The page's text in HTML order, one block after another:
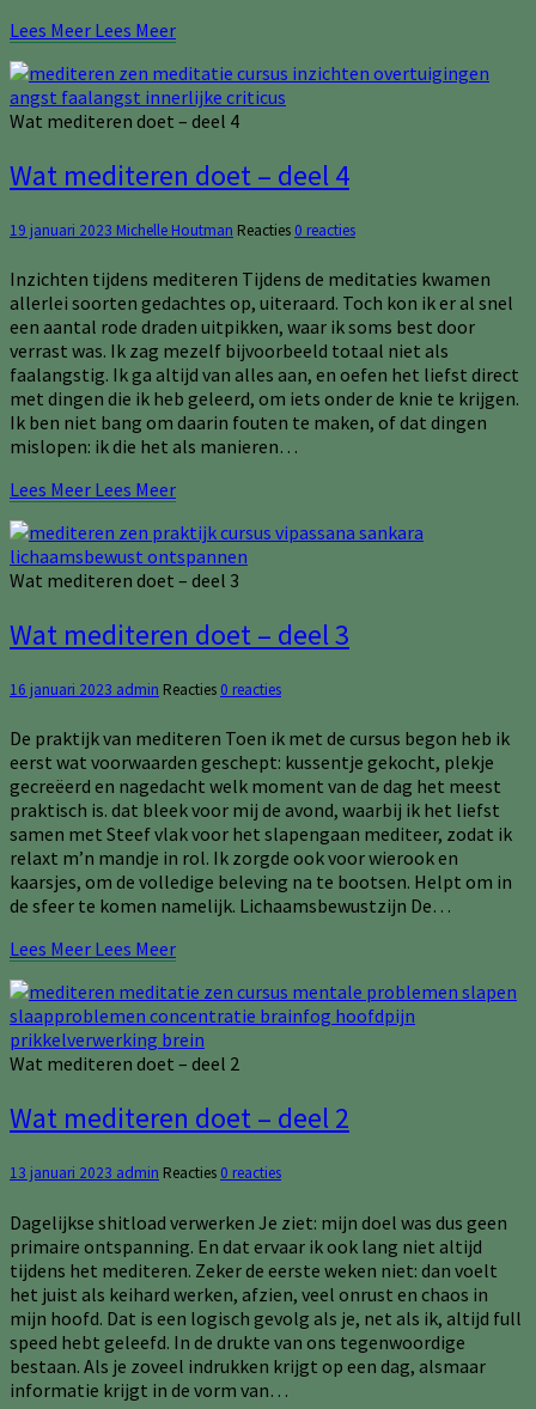
Lees Meer Lees Meer
Wat mediteren doet – deel 4
Wat mediteren doet – deel 4
19 januari 2023 Michelle Houtman Reacties 0 reacties
Inzichten tijdens mediteren Tijdens de meditaties kwamen
allerlei soorten gedachtes op, uiteraard. Toch kon ik er al snel
een aantal rode draden uitpikken, waar ik soms best door
verrast was. Ik zag mezelf bijvoorbeeld totaal niet als
faalangstig. Ik ga altijd van alles aan, en oefen het liefst direct
met dingen die ik heb geleerd, om iets onder de knie te krijgen.
Ik ben niet bang om daarin fouten te maken, of dat dingen
mislopen: ik die het als manieren…
Lees Meer Lees Meer
Wat mediteren doet – deel 3
Wat mediteren doet – deel 3
16 januari 2023 admin Reacties 0 reacties
De praktijk van mediteren Toen ik met de cursus begon heb ik
eerst wat voorwaarden geschept: kussentje gekocht, plekje
gecreëerd en nagedacht welk moment van de dag het meest
praktisch is. dat bleek voor mij de avond, waarbij ik het liefst
samen met Steef vlak voor het slapengaan mediteer, zodat ik
relaxt m’n mandje in rol. Ik zorgde ook voor wierook en
kaarsjes, om de volledige beleving na te bootsen. Helpt om in
de sfeer te komen namelijk. Lichaamsbewustzijn De…
Lees Meer Lees Meer
Wat mediteren doet – deel 2
Wat mediteren doet – deel 2
13 januari 2023 admin Reacties 0 reacties
Dagelijkse shitload verwerken Je ziet: mijn doel was dus geen
primaire ontspanning. En dat ervaar ik ook lang niet altijd
tijdens het mediteren. Zeker de eerste weken niet: dan voelt
het juist als keihard werken, afzien, veel onrust en chaos in
mijn hoofd. Dat is een logisch gevolg als je, net als ik, altijd full
speed hebt geleefd. In de drukte van ons tegenwoordige
bestaan. Als je zoveel indrukken krijgt op een dag, alsmaar
informatie krijgt in de vorm van…